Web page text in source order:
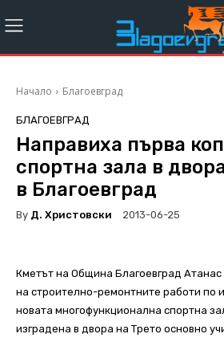
Начало Благоевград
БЛАГОЕВГРАД
Направиха първа
спортна зала в
в Благоевград
By Д. Христовски 2013-06-25
Кметът на Община Благоевград
на строително-ремонтните работи по
новата многофункционална спортна
изградена в двора на Трето основно